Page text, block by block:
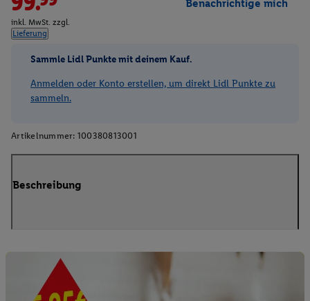
inkl. MwSt. zzgl.
Lieferung
Benachrichtige mich
Sammle Lidl Punkte mit deinem Kauf.
Anmelden oder Konto erstellen, um direkt Lidl Punkte zu
sammeln.
Artikelnummer: 100380813001
Beschreibung